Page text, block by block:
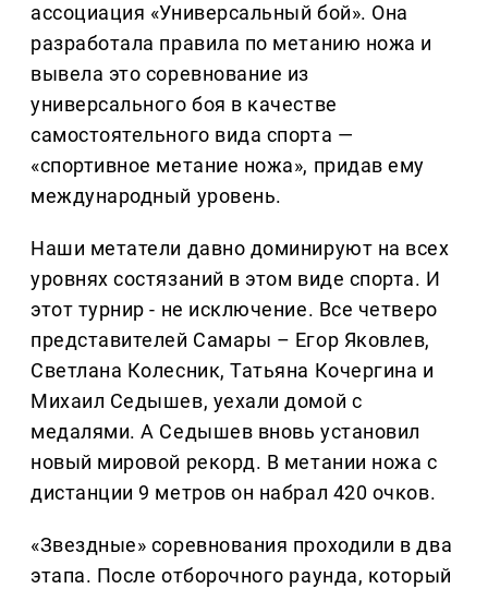
ассоциация «Универсальный бой». Она
разработала правила по метанию ножа и
вывела это соревнование из
универсального боя в качестве
самостоятельного вида спорта —
«спортивное метание ножа», придав ему
международный уровень.
Наши метатели давно доминируют на всех
уровнях состязаний в этом виде спорта. И
этот турнир - не исключение. Все четверо
представителей Самары – Егор Яковлев,
Светлана Колесник, Татьяна Кочергина и
Михаил Седышев, уехали домой с
медалями. А Седышев вновь установил
новый мировой рекорд. В метании ножа с
дистанции 9 метров он набрал 420 очков.
«Звездные» соревнования проходили в два
этапа. После отборочного раунда, который